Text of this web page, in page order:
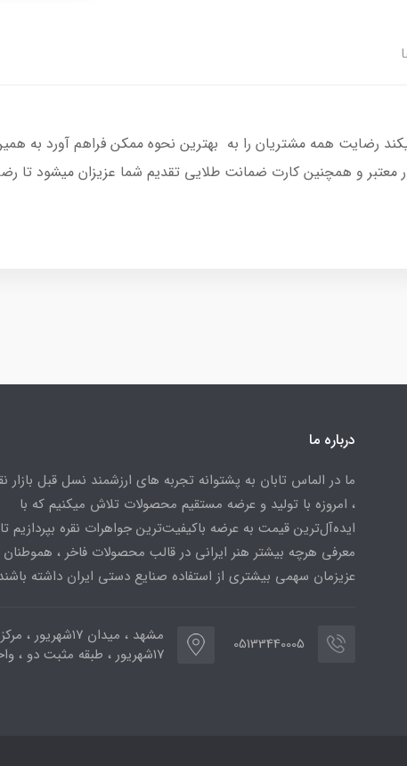
رضایت همه مشتریان را به بهترین نحوه ممکن فراهم آورد به
معتبر و همچنین کارت ضمانت طلایی تقدیم شما عزیزان میشود تا
درباره ما
ما در الماس تابان به پشتوانه تجربه های ارزشمند نسل قبل بازار
، امروزه با تولید و عرضه مستقیم محصولات تلاش میکنیم که با
ایده‌آل‌ترین قیمت به عرضه باکیفیت‌ترین جواهرات نقره بپردازیم تا
معرفی هرچه بیشتر هنر ایرانی در قالب محصولات فاخر ، هموطنان
عزیزمان سهمی بیشتری از استفاده صنایع دستی ایران داشته
05133440005
مشهد ، میدان ۱۷شهریور
۱۷شهریور ، طبقه مثبت دو ، واحد ۷۷۳